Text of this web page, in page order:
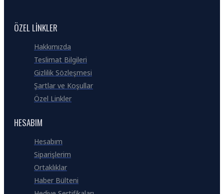
ÖZEL LINKLER
Hakkımızda
Teslimat Bilgileri
Gizlilik Sözleşmesi
Şartlar ve Koşullar
Özel Linkler
HESABIM
Hesabım
Siparişlerim
Ortaklıklar
Haber Bülteni